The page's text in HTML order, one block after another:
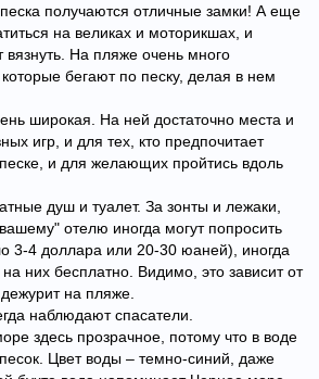
песка получаются отличные замки! А еще
на великах и моторикшах, и
вязнуть. На пляже очень много
бегают по песку, делая в нем
широкая. На ней достаточно места и
игр, и для тех, кто предпочитает
и для желающих пройтись вдоль
душ и туалет. За зонты и лежаки,
отелю иногда могут попросить
3-4 доллара или 20-30 юаней), иногда
них бесплатно. Видимо, это зависит от
на пляже.
наблюдают спасатели.
здесь прозрачное, потому что в воде
Цвет воды – темно-синий, даже